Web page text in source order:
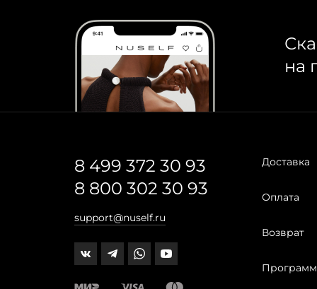
на
8 499 372 30 93
8 800 302 30 93
support@nuself.ru
Доставка
Оплата
Возврат